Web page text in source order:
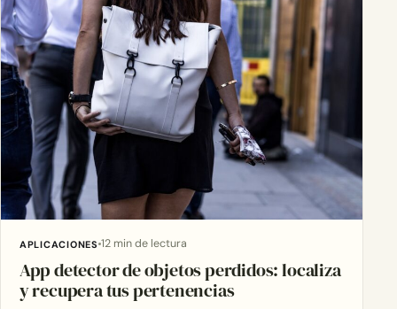
APLICACIONES 12 min de lectura
App detector de objetos perdidos: localiza
y recupera tus pertenencias